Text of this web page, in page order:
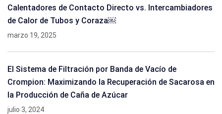
Calentadores de Contacto Directo vs. Intercambiadores
de Calor de Tubos y Coraza￼
marzo 19, 2025
El Sistema de Filtración por Banda de Vacío de
Crompion: Maximizando la Recuperación de Sacarosa en
la Producción de Caña de Azúcar
julio 3, 2024